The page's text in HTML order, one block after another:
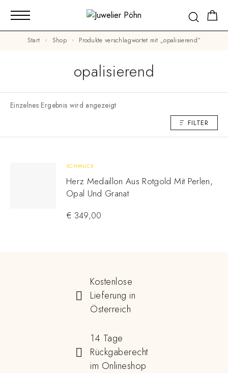
Start Shop Produkte verschlagwortet mit „opalisierend“
opalisierend
Einzelnes Ergebnis wird angezeigt
FILTER
SCHMUCK
Herz Medaillon Aus Rotgold Mit Perlen,
Opal Und Granat
€ 349,00
Kostenlose
Lieferung in
Österreich
14 Tage
Rückgaberecht
im Onlineshop